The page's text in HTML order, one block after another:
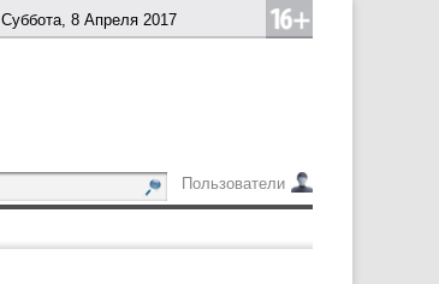
Суббота, 8 Апреля 2017
Пользователи